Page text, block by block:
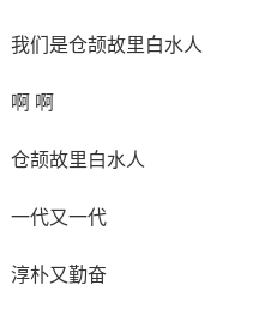
我们是仓颉故里白水人
啊 啊
仓颉故里白水人
一代又一代
淳朴又勤奋